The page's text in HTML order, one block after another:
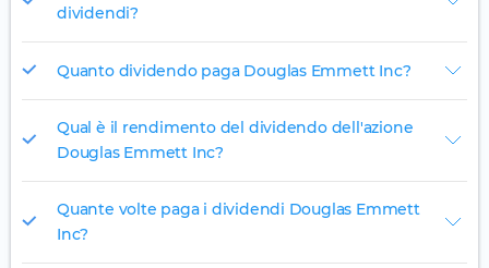
dividendi?
Quanto dividendo paga Douglas Emmett Inc?
Qual è il rendimento del dividendo dell'azione
Douglas Emmett Inc?
Quante volte paga i dividendi Douglas Emmett
Inc?